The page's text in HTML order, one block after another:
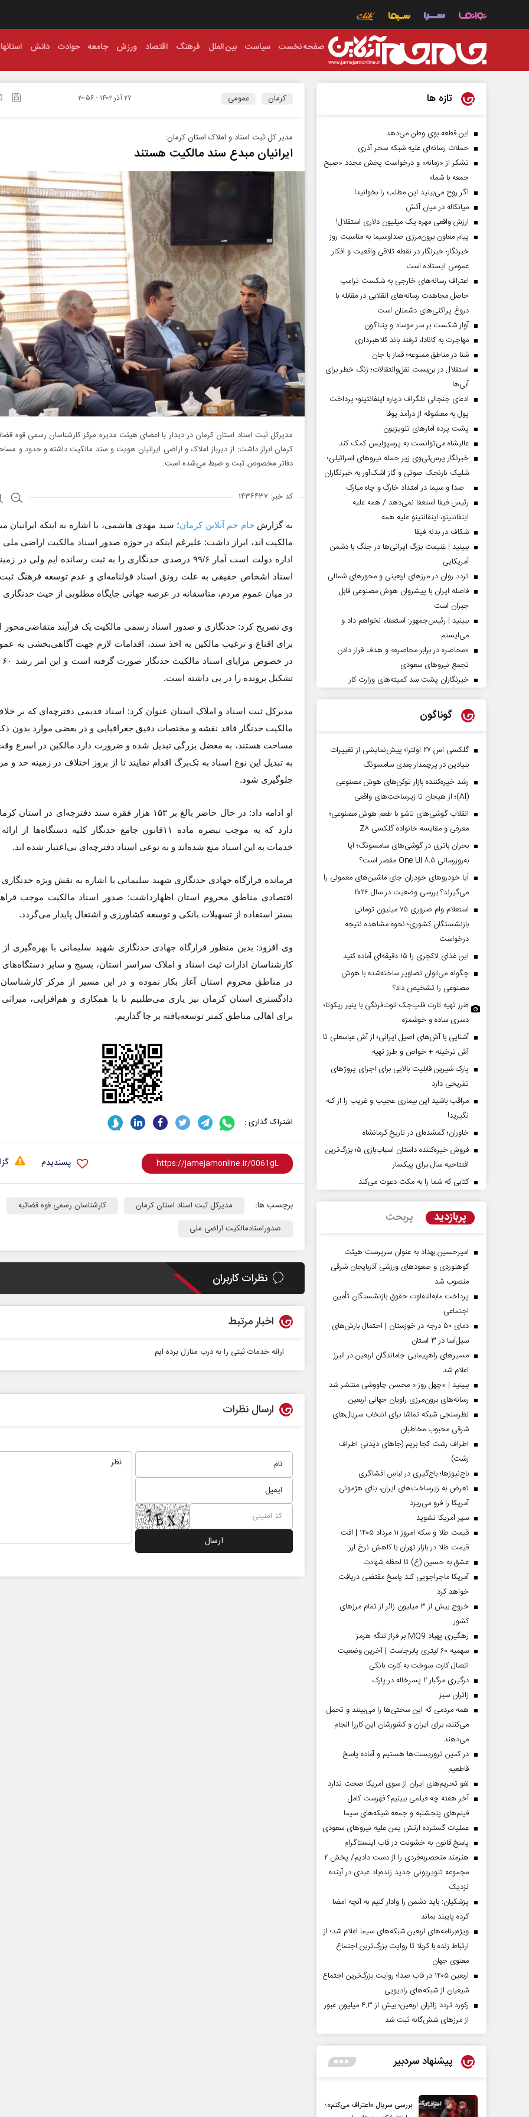
صفحه نخست سیاست بین الملل فرهنگ اقتصاد ورزش جامعه حوادث دانش استانها
کرمان عمومی ۲۷ آذر ۱۴۰۲ - ۲۰:۵۶
مدیر کل ثبت اسناد و املاک استان کرمان:
ایرانیان مبدع سند مالکیت هستند
مدیرکل ثبت اسناد استان کرمان در دیدار با اعضای هیئت مدیره مرکز کارشناسان رسمی قوه
کرمان ابراز داشت: از دیرباز املاک و اراضی ایرانیان هویت و سند مالکیت داشته و حدود و
دفاتر مخصوص ثبت و ضبط می‌شده است.
کد خبر: ۱۴۳۶۴۳۷
به گزارش جام جم آنلاین کرمان‌؛ سید مهدی هاشمی، با اشاره به اینکه ایرانیان
مالکیت اند، ابراز داشت: علیرغم اینکه در حوزه صدور اسناد مالکیت اراضی
اداره دولت است آمار ۹۹/۶ درصدی حدنگاری را به ثبت رسانده ایم ولی در
اسناد اشخاص حقیقی به علت رونق اسناد قولنامه‌ای و عدم توسعه فرهنگ
در میان عموم مردم، متاسفانه در عرصه جهانی جایگاه مطلوبی از حیث حدنگاری
وی تصریح کرد: حدنگاری و صدور اسناد رسمی مالکیت یک فرآیند
برای اقناع و ترغیب مالکین به اخذ سند، اقدامات لازم جهت آگاهی‌بخشی به
تشکیل پرونده را در پی داشته است.
مدیرکل ثبت اسناد و املاک استان عنوان کرد: اسناد قدیمی دفترچه‌ای که بر
مالکیت حدنگار فاقد نقشه و مختصات دقیق جغرافیایی و در بعضی موارد بدون ذکر
مساحت هستند، به معضل بزرگی تبدیل شده و ضرورت دارد مالکین در اسرع
به تبدیل این نوع اسناد به تک‌برگ اقدام نمایند تا از بروز اختلاف در زمینه حد و
جلوگیری شود.
او ادامه داد: در حال حاضر بالغ بر ۱۵۳ هزار فقره سند دفترچه‌ای در
دارد که به موجب تبصره ماده ۱۱قانون جامع حدنگار کلیه دستگاه‌ها از
خدمات به این اسناد منع شده‌اند و به نوعی اسناد دفترچه‌ای بی‌اعتبار شده اند.
فرمانده قرارگاه جهادی حدنگاری شهید سلیمانی با اشاره به نقش ویژه
اقتصادی مناطق محروم استان اظهارداشت: صدور اسناد مالکیت موجب
بستر استفاده از تسهیلات بانکی و توسعه کشاورزی و اشتغال پایدار می‌گردد.
وی افزود: بدین منظور قرارگاه جهادی حدنگاری شهید سلیمانی با بهره‌گیری
کارشناسان ادارات ثبت اسناد و املاک سراسر استان، بسیج و سایر دستگاه‌های
در مناطق محروم استان آغاز بکار نموده و در این مسیر از مرکز
دادگستری استان کرمان نیز یاری می‌طلبیم تا با همکاری و هم‌افزایی، میراثی
برای اهالی مناطق کمتر توسعه‌یافته بر جا گذاریم.
اشتراک گذاری :
پسندیدم
برچسب ها: مدیرکل ثبت اسناد استان کرمان
کارشناسان رسمی قوه قضائیه
صدوراسنادمالکیت اراضی ملی
نظرات کاربران
اخبار مرتبط
ارائه خدمات ثبتی را به درب منازل برده ایم
ارسال نظرات
تازه ها
این قطعه بوی وطن می‌دهد
حملات رسانه‌ای علیه شبکه سحر آذری
تشکر از «زمانه» و درخواست پخش مجدد «صبح
جمعه با شما»
اگر روح می‌بینید این مطلب را بخوانید!
میانکاله در میان آتش
ارزش واقعی مهره یک میلیون دلاری استقلال!
پیام معاون برون‌مرزی صداوسیما به مناسبت روز
خبرنگار؛ خبرنگار در نقطه تلاقی واقعیت و افکار
عمومی ایستاده است
اعتراف رسانه‌های خارجی به شکست ترامپ
حاصل مجاهدت رسانه‌های انقلابی در مقابله با
دروغ پراکنی‌های دشمنان است
آوار شکست بر سر موساد و پنتاگون
مهاجرت به کانادا، ترفند باند کلاهبرداری
شنا در مناطق ممنوعه؛ قمار با جان
استقلال در بن‌بست نقل‌وانتقالات؛ زنگ خطر برای
آبی‌ها
ادعای جنجالی تلگراف درباره اینفانتینو؛ پرداخت
پول به معشوقه از درآمد یوفا
پشت پرده آمارهای تلویزیون
عالیشاه می‌توانست به پرسپولیس کمک کند
خبرنگار پرس‌تی‌وی زیر حمله نیروهای اسرائیلی؛
شلیک نارنجک صوتی و گاز اشک‌آور به خبرنگاران
صدا و سیما در امتداد خارگ و چاه مبارک
رئیس فیفا استعفا نمی‌دهد / همه علیه
اینفانتینو، اینفانتینو علیه همه
شکاف در بدنه فیفا
ببینید | غنیمت بزرگ ایرانی‌ها در جنگ با دشمن
آمریکایی
تردد روان در مرزهای اربعینی و محورهای شمالی
فاصله ایران با پیشرو‌ان هوش مصنوعی قابل
جبران است
ببینید | رئیس‌جمهور: استعفاء نخواهم داد و
می‌ایستم
«محاصره در برابر محاصره» و هدف قرار دادن
تجمع نیروهای سعودی
خبرنگاران پشت سد کمیته‌های وزارت کار
گوناگون
گلکسی اس ۲۷ اولترا؛ پیش‌نمایشی از تغییرات
بنیادین در پرچمدار بعدی سامسونگ
رشد خیره‌کننده بازار توکن‌های هوش مصنوعی
(AI)؛ از هیجان تا زیرساخت‌های واقعی
انقلاب گوشی‌های تاشو‌ با طعم هوش مصنوعی؛
معرفی و مقایسه خانواده گلکسی Z۸
بحران باتری در گوشی‌های سامسونگ؛ آیا
به‌روزرسانی One UI ۸.۵ مقصر است؟
آیا خودروهای خودران جای ماشین‌های معمولی را
می‌گیرند؟ بررسی وضعیت در سال ۲۰۲۶
استعلام وام ضروری ۷۵ میلیون تومانی
بازنشستگان کشوری؛ نحوه مشاهده نتیجه
درخواست
این غذای لاکچری را ۱۵ دقیقه‌ای آماده کنید
چگونه می‌توان تصاویر ساخته‌شده با هوش
مصنوعی را تشخیص داد؟
طرز تهیه تارت فلپ‌جک توت‌فرنگی با پنیر ریکوتا؛
دسری ساده و خوشمزه
آشنایی با آش‌های اصیل ایرانی؛ از آش عباسعلی تا
آش ترخینه + خواص و طرز تهیه
پارک شیرین قابلیت‌ بالایی برای اجرای پروژهای
تفریحی دارد
مراقب باشید این بیماری عجیب و غریب را از کنه
نگیرید!
خاوران؛ گمشده‌ای در تاریخ کرمانشاه
فروش خیره‌کننده داستان اسباب‌بازی ۵؛ بزرگ‌ترین
افتتاحیه سال برای پیکسار
کتابی که شما را به مکث دعوت می‌کند
پربازدید پربحث
امیرحسین بهداد به عنوان سرپرست هیئت
کوهنوردی و صعودهای ورزشی آذربایجان شرقی
منصوب شد
پرداخت مابه‌التفاوت حقوق بازنشستگان تأمین
اجتماعی
دمای ۵۰ درجه در خوزستان | احتمال بارش‌های
سیل‌آسا در ۳ استان
مسیر‌های راهپیمایی جاماندگان اربعین در البرز
اعلام شد
ببینید | «چهل روز » محسن چاووشی منتشر شد
رسانه‌های برون‌مرزی راویان جهانی اربعین
نظرسنجی شبکه تماشا برای انتخاب سریال‌های
شرقی محبوب مخاطبان
اطراف رشت کجا بریم (جاهای دیدنی اطراف
رشت)
باج‌نیوزها؛ باج‌گیری در لباس افشاگری
تعرض به زیرساخت‌های ایران، بنای هژمونی
آمریکا را فرو می‌ریزد
سپر آمریکا نشوید
قیمت طلا و سکه امروز ۱۱ مرداد ۱۴۰۵ | افت
قیمت طلا در بازار تهران با کاهش نرخ ارز
عشق به حسین (ع) تا لحظه شهادت
آمریکا ماجراجویی کند پاسخ مقتضی دریافت
خواهد کرد
خروج بیش از ۳ میلیون زائر از تمام مرز‌های
کشور
رهگیری پهپاد MQ9 بر فراز تنگه هرمز
سهمیه ۶۰ لیتری پابرجاست | آخرین وضعیت
اتصال کارت سوخت به کارت بانکی
درگیری مرگبار ۲ پسرخاله در پارک
‌زائران سبز
همه مردمی که این سختی‌ها را می‌بینند و تحمل
می‌کنند، برای ایران و کشورشان این کاررا انجام
می‌دهند
در کمین تروریست‌ها هستیم و آماده پاسخ
قاطعیم
لغو تحریم‌های ایران از سوی آمریکا صحت ندارد
آخر هفته چه فیلمی ببینیم؟ فهرست کامل
فیلم‌های پنجشنبه و جمعه شبکه‌های سیما
عملیات گسترده ارتش یمن علیه نیروهای سعودی
پاسخ قانون به خشونت در قاب اینستاگرام
هنرمند منحصر‌به‌فردی را از دست دادیم/ پخش ۲
مجموعه تلویزیونی جدید زنده‌یاد عبدی در آینده
نزدیک
پزشکیان: باید دشمن را وادار کنیم به آنچه امضا
کرده پایبند بماند
ویژه‌برنامه‌های اربعین شبکه‌های سیما اعلام شد؛ از
ارتباط زنده با کربلا تا روایت بزرگ‌ترین اجتماع
معنوی جهان
اربعین ۱۴۰۵ در قاب صدا؛ روایت بزرگ‌ترین اجتماع
شیعیان از شبکه‌های رادیویی
رکورد تردد زائران اربعین؛ بیش از ۴.۳ میلیون عبور
از مرزهای شش‌گانه ثبت شد
پیشنهاد سردبیر
بررسی سریال «اعتراف می‌کنم»؛
راوی حقیقتِ آرامش‌ بخش روز روایتگران حقیقت
دکتر حسین قرایی - مدیر کل روابط عمومی
ادامه جنگ برای آمریکا یعنی
دکتر محمد باقر خرمشاد - استاد دانشگاه دکتر مراد
صفحات نخست‌روزنامه‌ها‌ی‌چهارشنبه‌۷‌مردادماه صفحات نخست روزنامه ها‌ی‌سه‌شنبه ۶ مردادماه